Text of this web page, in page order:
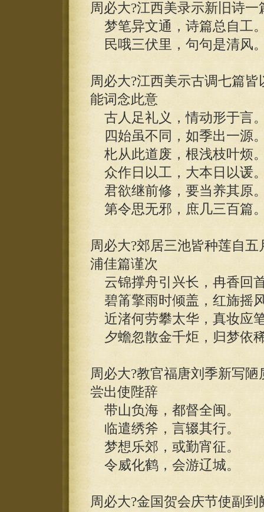
周必大?江西美录示新旧诗
梦笔异文通，诗篇总自工
民哦三伏里，句句是清风
周必大?江西美示古调七篇
能词念此意
古人足礼义，情动形于言
四始虽不同，如季出一源
朼从此道废，根浅枝叶烦
众作日以工，大本日以谖
君欲继前修，要当养其原
第令思无邪，庶几三百篇
周必大?郊居三池皆种莲自
浦佳篇谨次
云锦撑舟引兴长，冉香回
碧筩擎雨时倾盖，红旆摇
近渚何劳攀太华，真妆应
夕蟾忽散金千炬，归梦依
周必大?教官福唐刘季新写
尝出使陛辞
带山负海，都督全闽。
临遣绣斧，言辍其行。
梦想乐郊，或勤宵征。
令威化鹤，会游辽城。
周必大?金国贺会庆节使副